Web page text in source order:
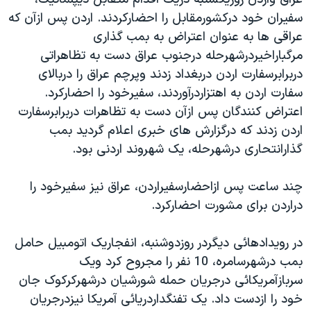
فرهنگ و زندگی
حقوق شهروندی
اقتصادی
علم و فناوری
اسرائیل در جنگ
گالری عکس
مستندها
انتخابات ریاست جمهوری آمریکا ۲۰۲۴
حمله جمهوری اسلامی به اسرائیل
رمز مهسا
ورزش زنان در ایران
اعتراضات زن، زندگی، آزادی
تریبونال مردمی آبان ۹۸
دادگاه حمید نوری
چهل سال گروگان‌گیری
قانون شفافیت دارائی کادر رهبری ایران
اعتراضات مردمی آبان ۹۸
دنبال کنید
زبانهای مختلف
سفيران خود درکشورمقابل را احضارکردند. اردن پس ازآن که
عراقی ها به عنوان اعتراض به بمب گذاری
مرگباراخيردرشهرحله درجنوب عراق دست به تظاهراتی
دربرابرسفارت اردن دربغداد زدند وپرچم عراق را دربالای
سفارت اردن به اهتزاردرآوردند، سفيرخود را احضارکرد.
اعتراض کنندگان پس ازآن دست به تظاهرات دربرابرسفارت
اردن زدند که درگزارش های خبری اعلام گرديد بمب
گذارانتحاری درشهرحله، يک شهروند اردنی بود.
چند ساعت پس ازاحضارسفيراردن، عراق نيز سفيرخود را
دراردن برای مشورت احضارکرد.
در رويدادهائی ديگردر روزدوشنبه، انفجاريک اتومبيل حامل
بمب درشهرسامره، 10 نفر را مجروح کرد ويک
سربازآمريکائی درجريان حمله شورشيان درشهرکرکوک جان
خود را ازدست داد. يک تفنگداردريائی آمريکا نيزدرجريان